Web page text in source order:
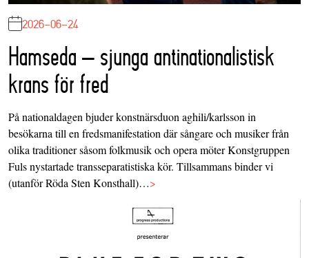
2026-06-24
Hamseda – sjunga antinationalistisk
krans för fred
På nationaldagen bjuder konstnärsduon aghili/karlsson in
besökarna till en fredsmanifestation där sångare och musiker från
olika traditioner såsom folkmusik och opera möter Konstgruppen
Fuls nystartade transseparatistiska kör. Tillsammans binder vi
(utanför Röda Sten Konsthall)…>